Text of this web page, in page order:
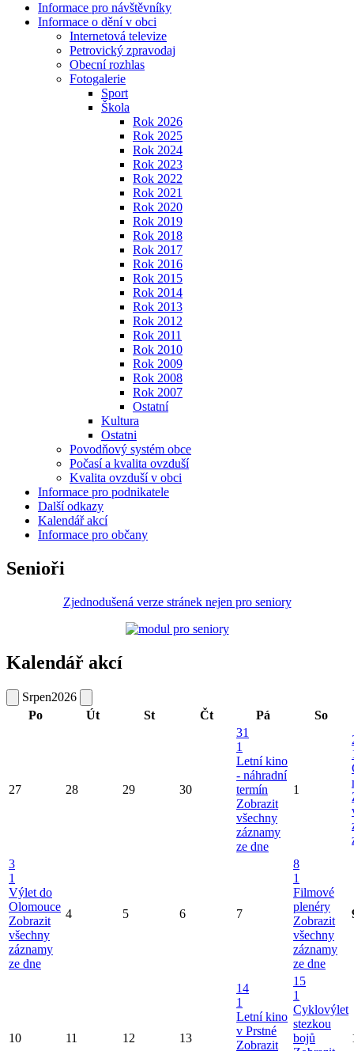
Informace pro návštěvníky
Informace o dění v obci
Internetová televize
Petrovický zpravodaj
Obecní rozhlas
Fotogalerie
Sport
Škola
Rok 2026
Rok 2025
Rok 2024
Rok 2023
Rok 2022
Rok 2021
Rok 2020
Rok 2019
Rok 2018
Rok 2017
Rok 2016
Rok 2015
Rok 2014
Rok 2013
Rok 2012
Rok 2011
Rok 2010
Rok 2009
Rok 2008
Rok 2007
Ostatní
Kultura
Ostatni
Povodňový systém obce
Počasí a kvalita ovzduší
Kvalita ovzduší v obci
Informace pro podnikatele
Další odkazy
Kalendář akcí
Informace pro občany
Senioři
Zjednodušená verze stránek nejen pro seniory
Kalendář akcí
Srpen2026
Po
Út St Čt Pá So
27 28 29 30
31
1
Letní kino
- náhradní
termín
Zobrazit
všechny
záznamy
ze dne
1
3
1
Výlet do
Olomouce
Zobrazit
všechny
záznamy
ze dne
4 5 6 7
8
1
Filmové
plenéry
Zobrazit
všechny
záznamy
ze dne
10 11 12 13
14
1
Letní kino
v Prstné
Zobrazit
15
1
Cyklovýlet
stezkou
bojů